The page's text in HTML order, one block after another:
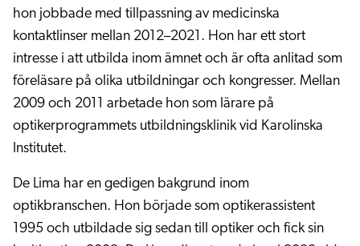
hon jobbade med tillpassning av medicinska
kontaktlinser mellan 2012–2021. Hon har ett stort
intresse i att utbilda inom ämnet och är ofta anlitad som
föreläsare på olika utbildningar och kongresser. Mellan
2009 och 2011 arbetade hon som lärare på
optikerprogrammets utbildningsklinik vid Karolinska
Institutet.
De Lima har en gedigen bakgrund inom
optikbranschen. Hon började som optikerassistent
1995 och utbildade sig sedan till optiker och fick sin